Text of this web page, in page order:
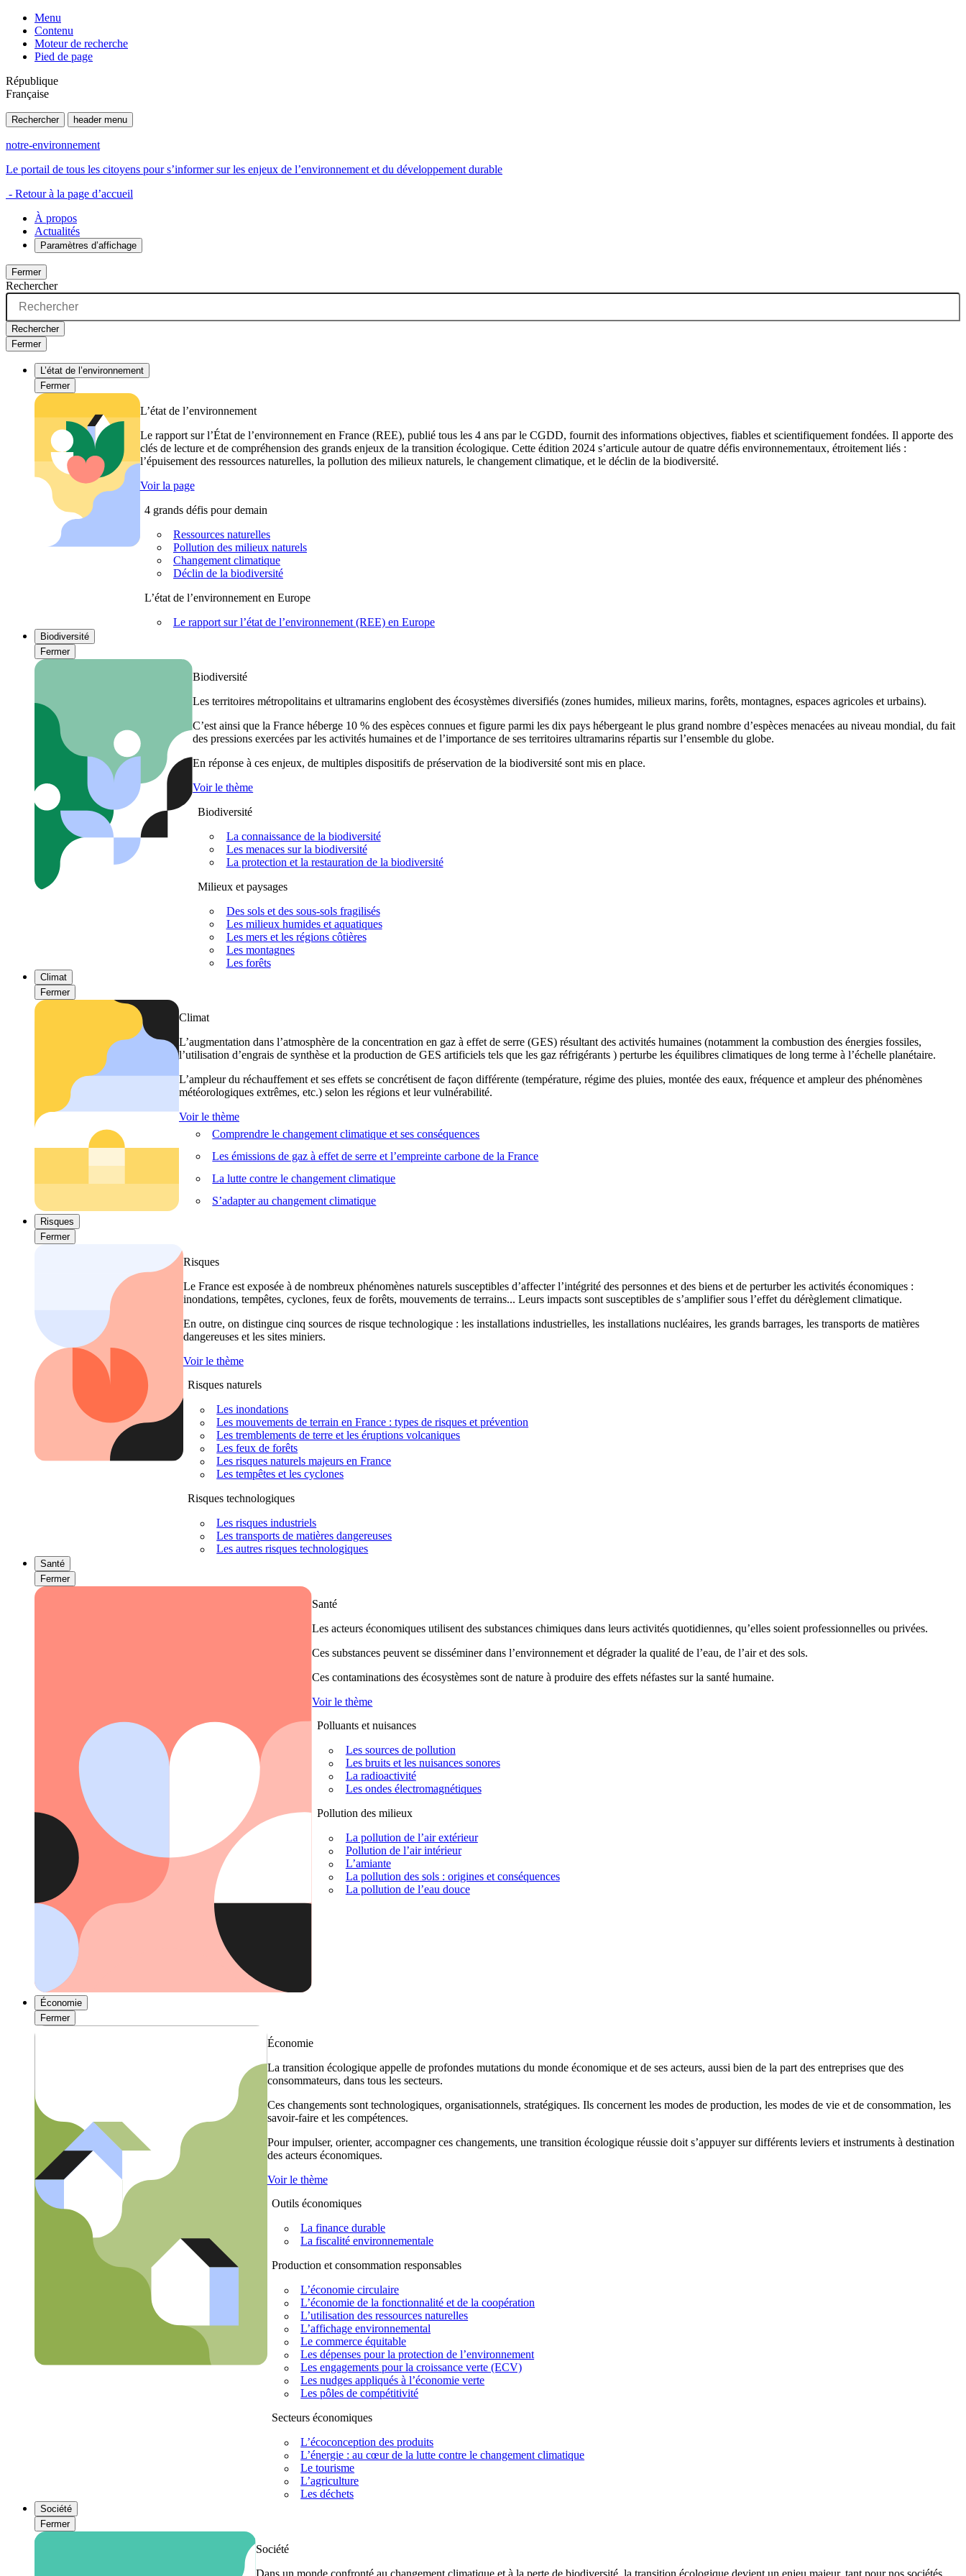
Menu
Contenu
Moteur de recherche
Pied de page
République
Française
Rechercher header menu
notre-environnement
Le portail de tous les citoyens pour s’informer sur les enjeux de l’environnement et du développement durable
- Retour à la page d’accueil
À propos
Actualités
Paramètres d’affichage
Fermer
Rechercher
Rechercher
Fermer
L’état de l’environnement
Fermer
L’état de l’environnement
Le rapport sur l’État de l’environnement en France (REE), publié tous les 4 ans par le CGDD, fournit des informations objectives, fiables et scientifiquement fondées. Il apporte des
clés de lecture et de compréhension des grands enjeux de la transition écologique. Cette édition 2024 s’articule autour de quatre défis environnementaux, étroitement liés :
l’épuisement des ressources naturelles, la pollution des milieux naturels, le changement climatique, et le déclin de la biodiversité.
Voir la page
4 grands défis pour demain
Ressources naturelles
Pollution des milieux naturels
Changement climatique
Déclin de la biodiversité
L’état de l’environnement en Europe
Le rapport sur l’état de l’environnement (REE) en Europe
Biodiversité
Fermer
Biodiversité
Les territoires métropolitains et ultramarins englobent des écosystèmes diversifiés (zones humides, milieux marins, forêts, montagnes, espaces agricoles et urbains).
C’est ainsi que la France héberge 10 % des espèces connues et figure parmi les dix pays hébergeant le plus grand nombre d’espèces menacées au niveau mondial, du fait
des pressions exercées par les activités humaines et de l’importance de ses territoires ultramarins répartis sur l’ensemble du globe.
En réponse à ces enjeux, de multiples dispositifs de préservation de la biodiversité sont mis en place.
Voir le thème
Biodiversité
La connaissance de la biodiversité
Les menaces sur la biodiversité
La protection et la restauration de la biodiversité
Milieux et paysages
Des sols et des sous-sols fragilisés
Les milieux humides et aquatiques
Les mers et les régions côtières
Les montagnes
Les forêts
Climat
Fermer
Climat
L’augmentation dans l’atmosphère de la concentration en gaz à effet de serre (GES) résultant des activités humaines (notamment la combustion des énergies fossiles,
l’utilisation d’engrais de synthèse et la production de GES artificiels tels que les gaz réfrigérants ) perturbe les équilibres climatiques de long terme à l’échelle planétaire.
L’ampleur du réchauffement et ses effets se concrétisent de façon différente (température, régime des pluies, montée des eaux, fréquence et ampleur des phénomènes
météorologiques extrêmes, etc.) selon les régions et leur vulnérabilité.
Voir le thème
Comprendre le changement climatique et ses conséquences
Les émissions de gaz à effet de serre et l’empreinte carbone de la France
La lutte contre le changement climatique
S’adapter au changement climatique
Risques
Fermer
Risques
Le France est exposée à de nombreux phénomènes naturels susceptibles d’affecter l’intégrité des personnes et des biens et de perturber les activités économiques :
inondations, tempêtes, cyclones, feux de forêts, mouvements de terrains... Leurs impacts sont susceptibles de s’amplifier sous l’effet du dérèglement climatique.
En outre, on distingue cinq sources de risque technologique : les installations industrielles, les installations nucléaires, les grands barrages, les transports de matières
dangereuses et les sites miniers.
Voir le thème
Risques naturels
Les inondations
Les mouvements de terrain en France : types de risques et prévention
Les tremblements de terre et les éruptions volcaniques
Les feux de forêts
Les risques naturels majeurs en France
Les tempêtes et les cyclones
Risques technologiques
Les risques industriels
Les transports de matières dangereuses
Les autres risques technologiques
Santé
Fermer
Santé
Les acteurs économiques utilisent des substances chimiques dans leurs activités quotidiennes, qu’elles soient professionnelles ou privées.
Ces substances peuvent se disséminer dans l’environnement et dégrader la qualité de l’eau, de l’air et des sols.
Ces contaminations des écosystèmes sont de nature à produire des effets néfastes sur la santé humaine.
Voir le thème
Polluants et nuisances
Les sources de pollution
Les bruits et les nuisances sonores
La radioactivité
Les ondes électromagnétiques
Pollution des milieux
La pollution de l’air extérieur
Pollution de l’air intérieur
L’amiante
La pollution des sols : origines et conséquences
La pollution de l’eau douce
Économie
Fermer
Économie
La transition écologique appelle de profondes mutations du monde économique et de ses acteurs, aussi bien de la part des entreprises que des
consommateurs, dans tous les secteurs.
Ces changements sont technologiques, organisationnels, stratégiques. Ils concernent les modes de production, les modes de vie et de consommation, les
savoir-faire et les compétences.
Pour impulser, orienter, accompagner ces changements, une transition écologique réussie doit s’appuyer sur différents leviers et instruments à destination
des acteurs économiques.
Voir le thème
Outils économiques
La finance durable
La fiscalité environnementale
Production et consommation responsables
L’économie circulaire
L’économie de la fonctionnalité et de la coopération
L’utilisation des ressources naturelles
L’affichage environnemental
Le commerce équitable
Les dépenses pour la protection de l’environnement
Les engagements pour la croissance verte (ECV)
Les nudges appliqués à l’économie verte
Les pôles de compétitivité
Secteurs économiques
L’écoconception des produits
L’énergie : au cœur de la lutte contre le changement climatique
Le tourisme
L’agriculture
Les déchets
Société
Fermer
Société
Dans un monde confronté au changement climatique et à la perte de biodiversité, la transition écologique devient un enjeu majeur, tant pour nos sociétés